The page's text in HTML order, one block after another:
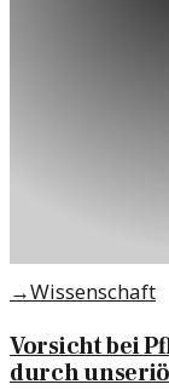
→Wissenschaft
Vorsicht bei
durch